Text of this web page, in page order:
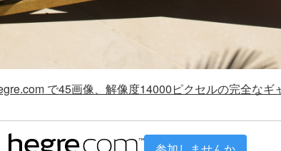
で45画像、解像度14000ピクセルの完全なギ